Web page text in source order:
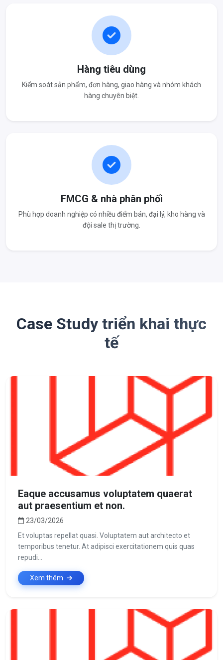
Hàng tiêu dùng
Kiểm soát sản phẩm, đơn hàng, giao hàng và nhóm khách
hàng chuyên biệt.
FMCG & nhà phân phối
Phù hợp doanh nghiệp có nhiều điểm bán, đại lý, kho hàng và
đội sale thị trường.
Case Study triển khai thực
tế
Eaque accusamus voluptatem quaerat
aut praesentium et non.
23/03/2026
Et voluptas repellat quasi. Voluptatem aut architecto et
temporibus tenetur. At adipisci exercitationem quis quas
repudi...
Xem thêm